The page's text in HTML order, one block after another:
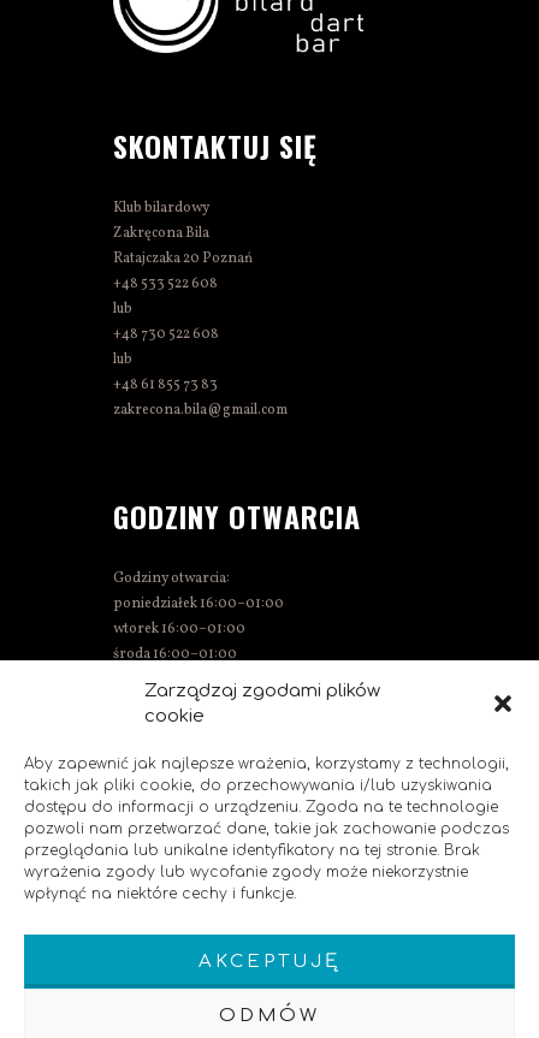
Zarządzaj zgodami plików
cookie
Aby zapewnić jak najlepsze wrażenia, korzystamy z technologii,
takich jak pliki cookie, do przechowywania i/lub uzyskiwania
dostępu do informacji o urządzeniu. Zgoda na te technologie
pozwoli nam przetwarzać dane, takie jak zachowanie podczas
przeglądania lub unikalne identyfikatory na tej stronie. Brak
wyrażenia zgody lub wycofanie zgody może niekorzystnie
wpłynąć na niektóre cechy i funkcje.
AKCEPTUJĘ
ODMÓW
SKONTAKTUJ SIĘ
Klub bilardowy
Zakręcona Bila
Ratajczaka 20 Poznań
+48 533 522 608
lub
+48 730 522 608
lub
+48 61 855 73 83
zakrecona.bila@gmail.com
GODZINY OTWARCIA
Godziny otwarcia:
poniedziałek 16:00–01:00
wtorek 16:00–01:00
środa 16:00–01:00
czwartek 15:00–01:00
piątek 15:00–02:00
niedziela 14:00–00:00
SOCIAL MEDIA